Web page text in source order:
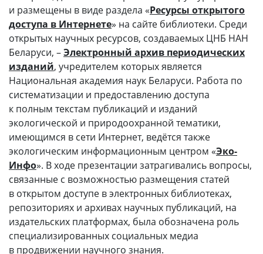
и размещены в виде раздела «Ресурсы открытого
доступа в Интернете» на сайте библиотеки. Среди
открытых научных ресурсов, создаваемых ЦНБ НАН
Беларуси, –Электронный архив периодических
изданий, учредителем которых является
Национальная академия наук Беларуси. Работа по
систематизации и предоставлению доступа
к полным текстам публикаций и изданий
экологической и природоохранной тематики,
имеющимся в сети Интернет, ведётся также
экологическим информационным центром «Эко-
Инфо». В ходе презентации затрагивались вопросы,
связанные с возможностью размещения статей
в открытом доступе в электронных библиотеках,
репозиториях и архивах научных публикаций, на
издательских платформах, была обозначена роль
специализированных социальных медиа
в продвижении научного знания.